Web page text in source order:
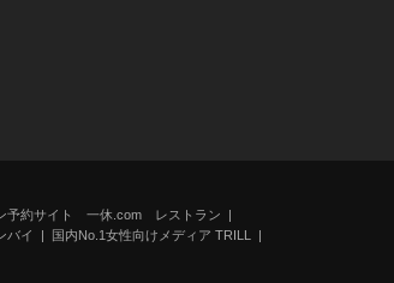
予約サイト 一休.com レストラン
バイ
国内No.1女性向けメディア TRILL